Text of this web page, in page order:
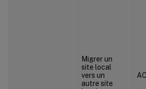
Migrer un
site local
vers un
autre site